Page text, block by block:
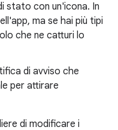
stato con un'icona. In
ma se hai più tipi
che ne catturi lo
di avviso che
per attirare
di modificare i